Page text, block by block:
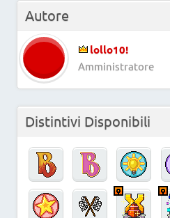
Autore
lollo10!
Amministratore
Distintivi Disponibili